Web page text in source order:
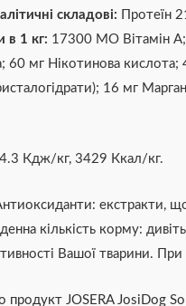
складові:
Протеїн
в 1 кг: 17300 МО Вітамін А;
60 мг Нікотинова кислота;
16 мг
Кдж/кг, 3429 Ккал/кг.
екстракти,
кількість корму:
Вашої тварини.
продукт JOSERA JosiDog